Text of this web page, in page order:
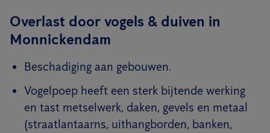
Overlast door vogels & duiven in
Monnickendam
Beschadiging aan gebouwen.
Vogelpoep heeft een sterk bijtende werking
en tast metselwerk, daken, gevels en metaal
(straatlantaarns, uithangborden, banken,